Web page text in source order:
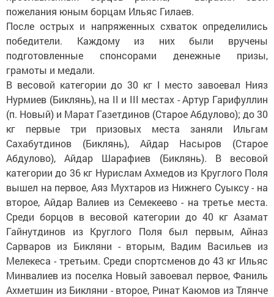
пожелания юным борцам Ильяс Гилаев.
После острых и напряженных схваток определились
победители. Каждому из них были вручены
подготовленные спонсорами денежные призы,
грамоты и медали.
В весовой категории до 30 кг I место завоевал Нияз
Нурмиев (Биклянь), на II и III местах - Артур Гарифуллин
(п. Новый) и Марат Газетдинов (Старое Абдулово); до 30
кг первые три призовых места заняли Ильгам
Сахабутдинов (Биклянь), Айдар Насыров (Старое
Абдулово), Айдар Шарафиев (Биклянь). В весовой
категории до 36 кг Нурислам Ахмедов из Круглого Поля
вышел на первое, Аяз Мухтаров из Нижнего Суыксу - на
второе, Айдар Валиев из Семекеево - на третье места.
Среди борцов в весовой категории до 40 кг Азамат
Гайнутдинов из Круглого Поля был первым, Айназ
Сарваров из Бикляни - вторым, Вадим Васильев из
Мелекеса - третьим. Среди спортсменов до 43 кг Ильяс
Минвалиев из поселка Новый завоевал первое, Фаниль
Ахметшин из Бикляни - второе, Ринат Каюмов из Тлянче